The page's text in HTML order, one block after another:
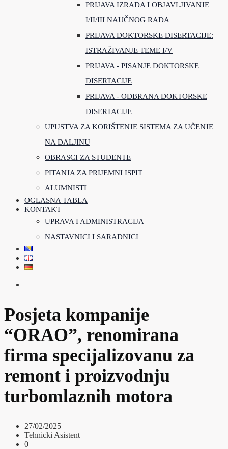
PRIJAVA IZRADA I OBJAVLJIVANJE
I/II/III NAUČNOG RADA
PRIJAVA DOKTORSKE DISERTACIJE:
ISTRAŽIVANJE TEME I/V
PRIJAVA - PISANJE DOKTORSKE
DISERTACIJE
PRIJAVA - ODBRANA DOKTORSKE
DISERTACIJE
UPUSTVA ZA KORIŠTENJE SISTEMA ZA UČENJE
NA DALJINU
OBRASCI ZA STUDENTE
PITANJA ZA PRIJEMNI ISPIT
ALUMNISTI
OGLASNA TABLA
KONTAKT
UPRAVA I ADMINISTRACIJA
NASTAVNICI I SARADNICI
Posjeta kompanije
“ORAO”, renomirana
firma specijalizovanu za
remont i proizvodnju
turbomlaznih motora
27/02/2025
Tehnicki Asistent
0